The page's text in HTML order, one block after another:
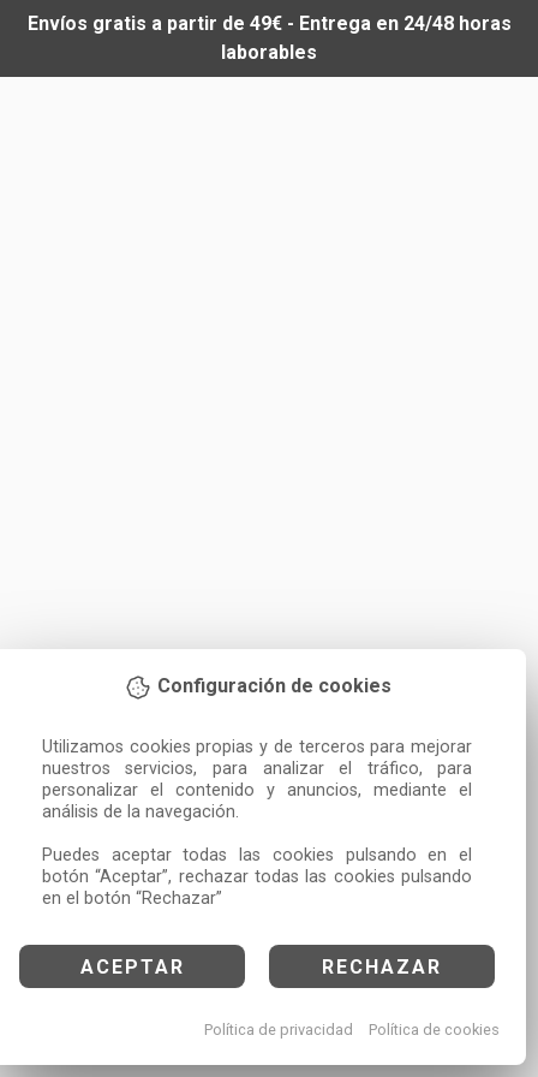
Configuración de cookies
Utilizamos cookies propias y de terceros para mejorar
nuestros servicios, para analizar el tráfico, para
personalizar el contenido y anuncios, mediante el
análisis de la navegación.
Puedes aceptar todas las cookies pulsando en el
botón “Aceptar”, rechazar todas las cookies pulsando
en el botón “Rechazar”
ACEPTAR RECHAZAR
Política de privacidad Política de cookies
Envíos gratis a partir de 49€ - Entrega en 24/48 horas
laborables